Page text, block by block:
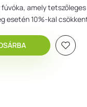
amely
esetén 10%-kal